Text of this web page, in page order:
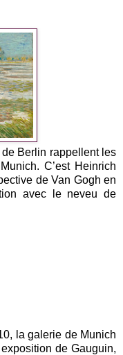
Berlin rappellent les
C’est Heinrich
de Van Gogh en
avec le neveu de
la galerie de Munich
de Gauguin,